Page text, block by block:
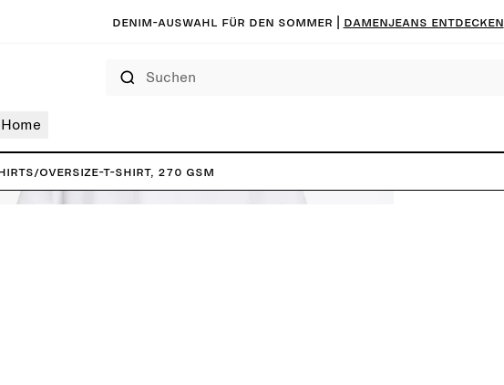
Denim-Auswahl für den Sommer | Damenjeans entdecken
Home
/Oversize-T-Shirt, 270 GSM